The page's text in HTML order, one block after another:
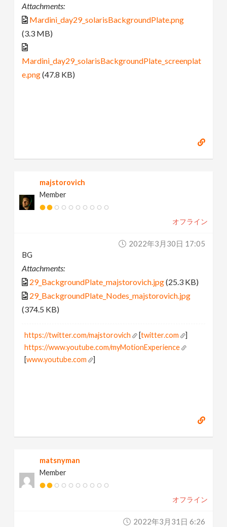
Attachments:
Mardini_day29_solarisBackgroundPlate.png
(3.3 MB)
Mardini_day29_solarisBackgroundPlate_screenplat
e.png(47.8 KB)
majstorovich
Member
オフライン
2022年3月30日 17:05
BG
Attachments:
29_BackgroundPlate_majstorovich.jpg(25.3 KB)
29_BackgroundPlate_Nodes_majstorovich.jpg
(374.5 KB)
https://twitter.com/majstorovich [twitter.com
]
https://www.youtube.com/myMotionExperience
[www.youtube.com ]
matsnyman
Member
オフライン
2022年3月31日 6:26